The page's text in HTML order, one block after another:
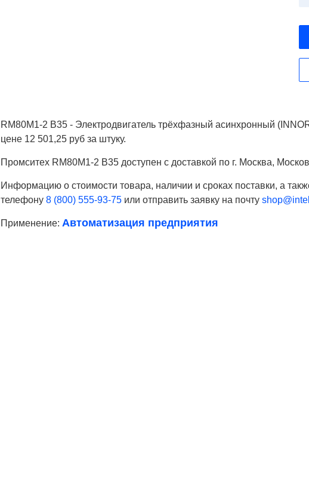
RM80M1-2 B35 - Электродвигатель трёхфазный асинхронный
цене 12 501,25 руб за штуку.
Промситех RM80M1-2 B35 доступен с доставкой по г. Москва,
Информацию о стоимости товара, наличии и сроках поставки, а
телефону 8 (800) 555-93-75 или отправить заявку на почту
Применение: Автоматизация предприятия
Ваше имя